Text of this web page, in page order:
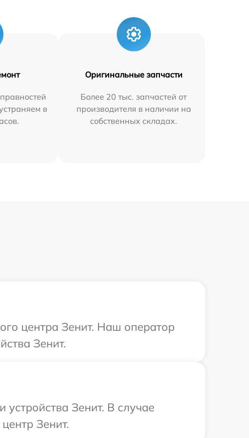
в
Оригинальные запчасти
Более 20 тыс. запчастей от
производителя в наличии на
собственных складах.
центра Зенит. Наш оператор
Зенит.
Зенит. В случае
Зенит.